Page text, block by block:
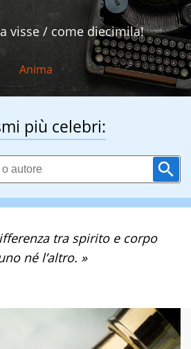
visse / come diecimila!
Anima
più celebri:
tra spirito e corpo
né l’altro. »